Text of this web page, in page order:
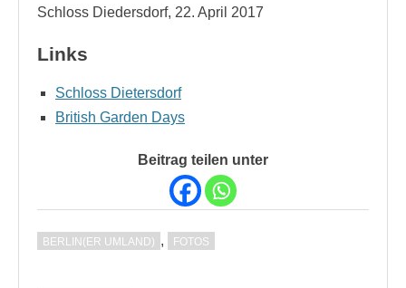
Schloss Diedersdorf, 22. April 2017
Links
Schloss Dietersdorf
British Garden Days
Beitrag teilen unter
BERLIN(ER UMLAND) , FOTOS